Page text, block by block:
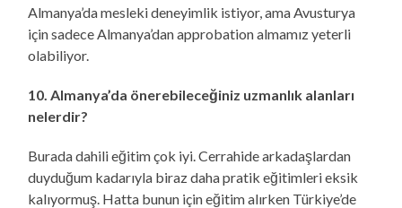
Almanya’da mesleki deneyimlik istiyor, ama Avusturya
için sadece Almanya’dan approbation almamız yeterli
olabiliyor.
10. Almanya’da önerebileceğiniz uzmanlık alanları
nelerdir?
Burada dahili eğitim çok iyi. Cerrahide arkadaşlardan
duyduğum kadarıyla biraz daha pratik eğitimleri eksik
kalıyormuş. Hatta bunun için eğitim alırken Türkiye’de